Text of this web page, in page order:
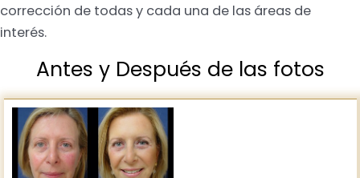
corrección de todas y cada una de las áreas de
interés.
Antes y Después de las fotos